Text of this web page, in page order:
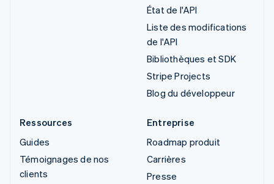
État de l'API
Liste des modifications
de l'API
Bibliothèques et SDK
Stripe Projects
Blog du développeur
Ressources
Guides
Témoignages de nos
clients
Entreprise
Roadmap produit
Carrières
Presse